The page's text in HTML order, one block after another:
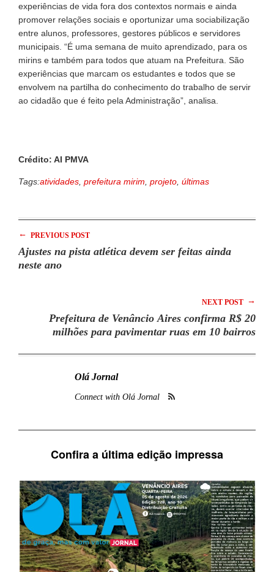
experiências de vida fora dos contextos normais e ainda
promover relações sociais e oportunizar uma sociabilização
entre alunos, professores, gestores públicos e servidores
municipais. “É uma semana de muito aprendizado, para os
mirins e também para todos que atuam na Prefeitura. São
experiências que marcam os estudantes e todos que se
envolvem na partilha do conhecimento do trabalho de servir
ao cidadão que é feito pela Administração”, analisa.
Crédito: AI PMVA
Tags:atividades prefeitura mirim projeto últimas
← PREVIOUS POST
Ajustes na pista atlética devem ser feitas ainda
neste ano
NEXT POST →
Prefeitura de Venâncio Aires confirma R$ 20
milhões para pavimentar ruas em 10 bairros
Olá Jornal
Connect with Olá Jornal
Confira a última edição impressa